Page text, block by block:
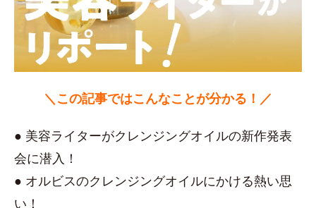
＼この記事ではこんなことが分かる！／
● 美容ライターがクレンジングオイルの新作発表
会に潜入！
● オルビスのクレンジングオイルにかける熱い思
い！